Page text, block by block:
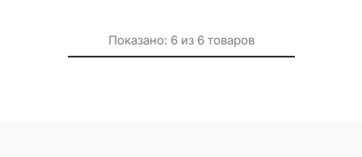
Показано: 6 из 6 товаров